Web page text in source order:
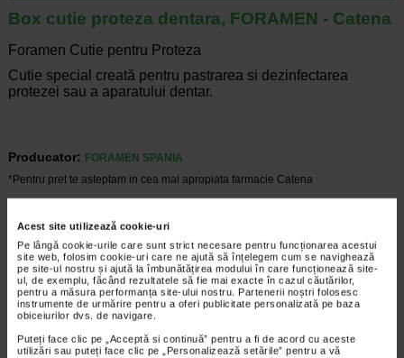
Acest site utilizează cookie-uri
Pe lângă cookie-urile care sunt strict necesare pentru funcționarea acestui
site web, folosim cookie-uri care ne ajută să înțelegem cum se navighează
pe site-ul nostru și ajută la îmbunătățirea modului în care funcționează site-
ul, de exemplu, făcând rezultatele să fie mai exacte în cazul căutărilor,
pentru a măsura performanța site-ului nostru. Partenerii noștri folosesc
instrumente de urmărire pentru a oferi publicitate personalizată pe baza
obiceiurilor dvs. de navigare.
Puteți face clic pe „Acceptă si continuă” pentru a fi de acord cu aceste
utilizări sau puteți face clic pe „Personalizează setările” pentru a vă
Box cutie proteza dentara, FORAMEN - Catena
Foramen Cutie pentru Proteza
Cutie special creată pentru pastrarea si dezinfectarea
protezei sau a aparatului dentar.
Producator:
FORAMEN SPANIA
*Pentru pret te asteptam in cea mai apropiata farmacie Catena
Tartru dentar - metode de preventie
Igiena dentara
Tartru dentar apare in cazul tuturor
oamenilor, chiar daca exista mai multe
metode de preventie care pot ajuta la
persoanele care acorda o atentie sporita